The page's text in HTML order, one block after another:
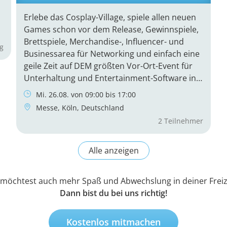
auch mehr Spaß und Abwechslung in deiner
Dann bist du bei uns richtig!
Kostenlos mitmachen